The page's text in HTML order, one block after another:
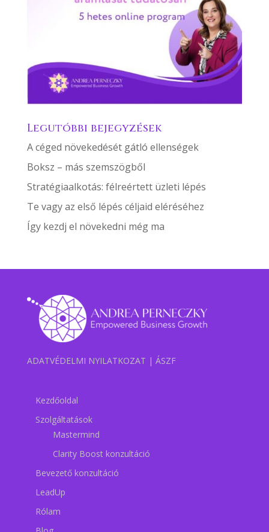
Legutóbbi bejegyzések
A céged növekedését gátló ellenségek
Boksz – más szemszögből
Stratégiaalkotás: félreértett üzleti lépés
Te vagy az első lépés céljaid eléréséhez
Így kezdj el növekedni még ma
ADATVÉDELMI NYILATKOZAT | ÁSZF
Kezdőoldal
Szolgáltatások
Mastermind
Clarity Boost konzultáció
Bevezető konzultáció
LeadUp
Rólam